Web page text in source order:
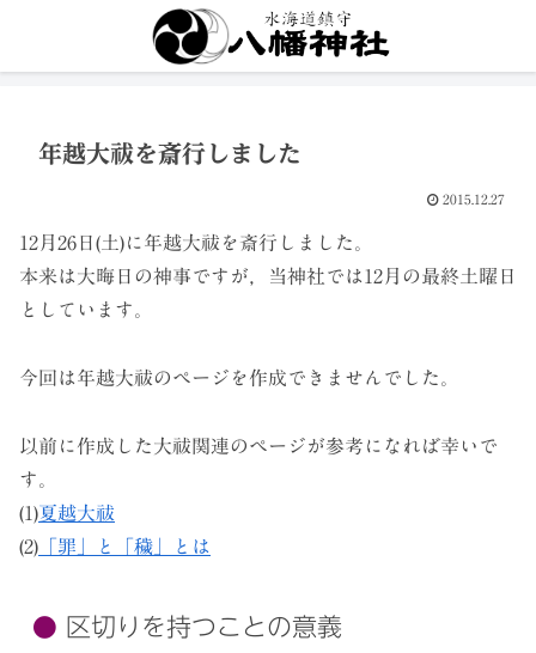
年越大祓を斎行しました
2015.12.27
12月26日(土)に年越大祓を斎行しました。
本来は大晦日の神事ですが，当神社では12月の最終土曜日
としています。
今回は年越大祓のページを作成できませんでした。
以前に作成した大祓関連のページが参考になれば幸いで
す。
(1)夏越大祓
(2) 「罪」と「穢」とは
区切りを持つことの意義